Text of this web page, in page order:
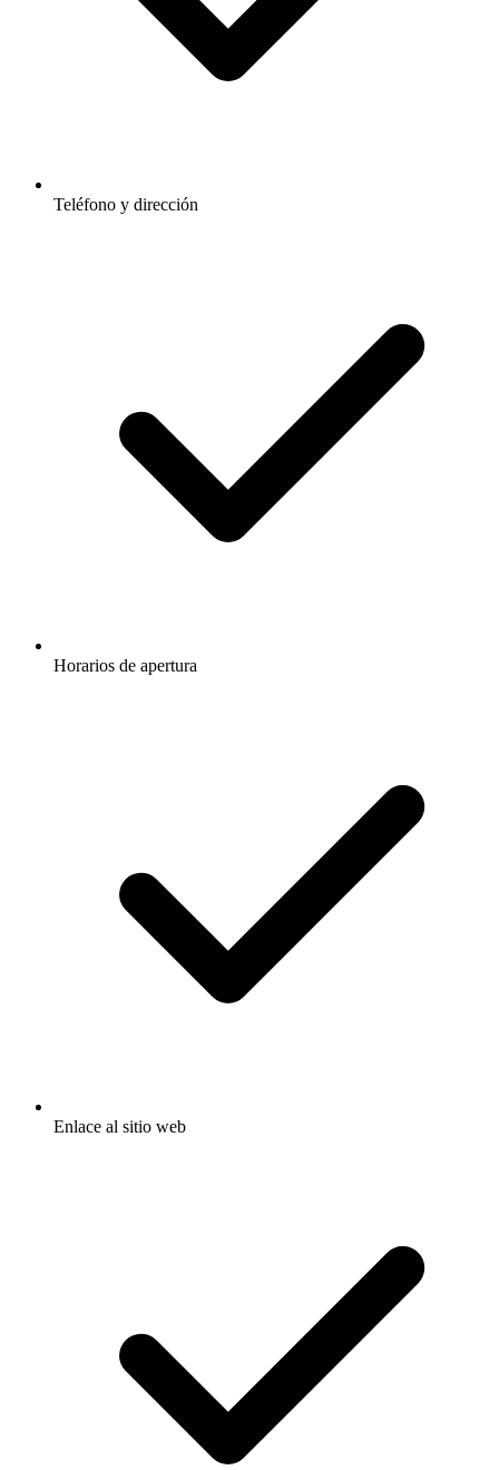
Teléfono y dirección
Horarios de apertura
Enlace al sitio web